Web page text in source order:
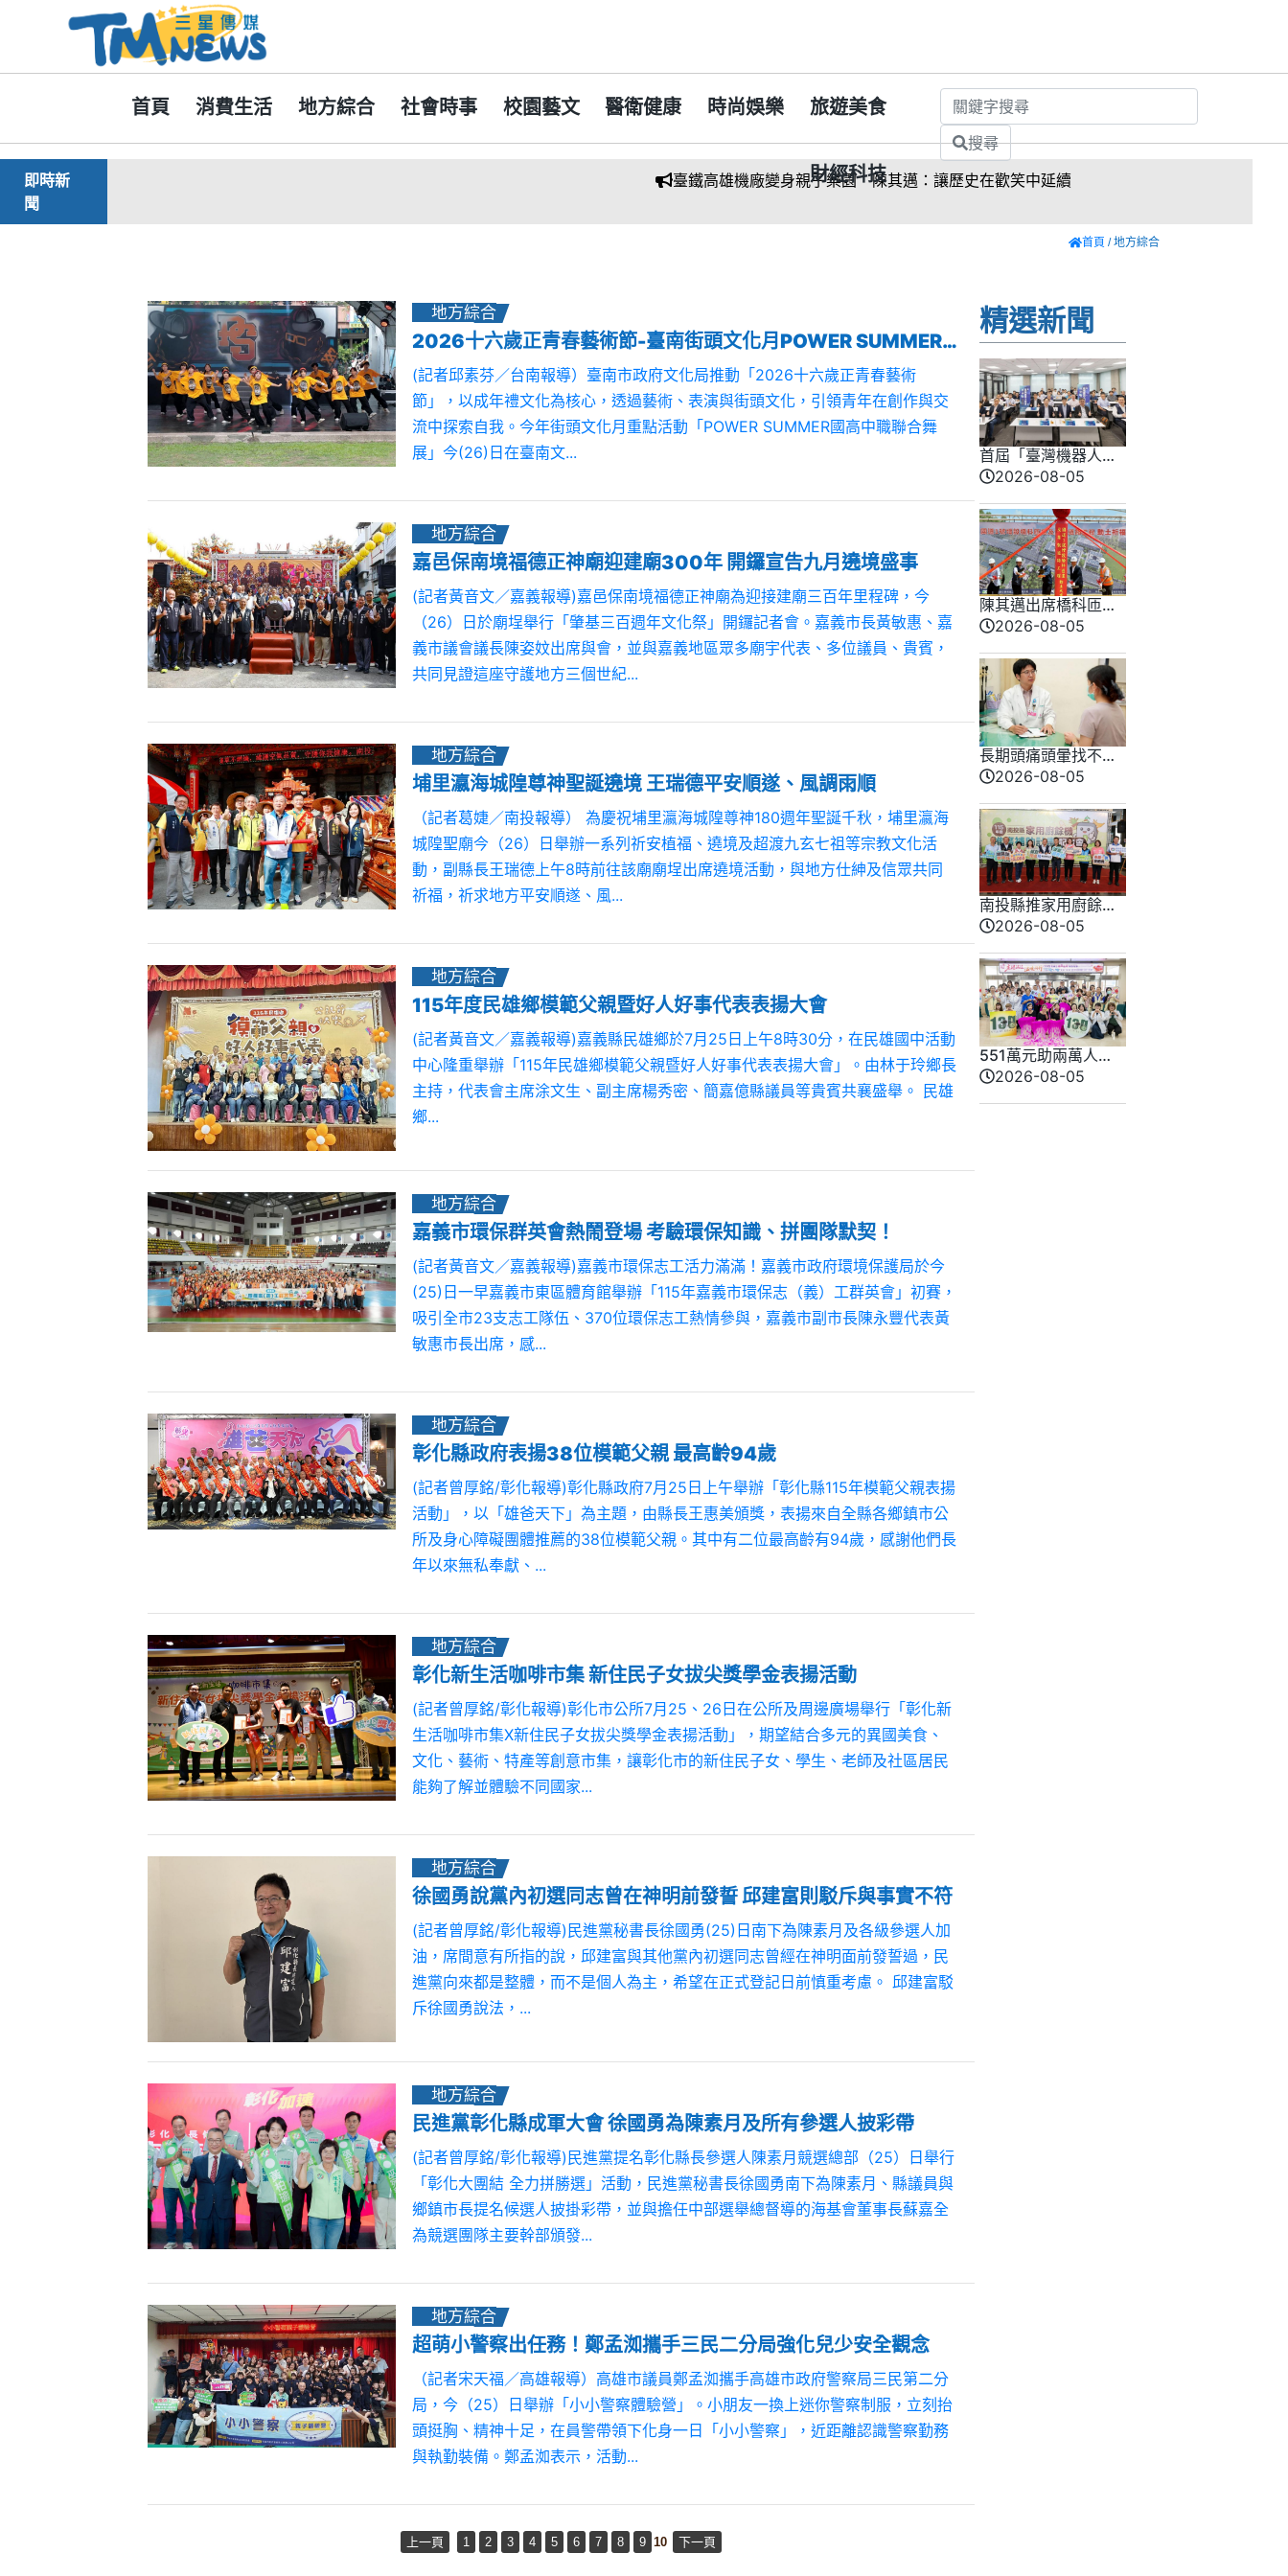
首頁 消費生活 地方綜合 社會時事 校園藝文 醫衛健康 時尚娛樂 旅遊美食
財經科技
搜尋
即時新
聞
臺鐵高雄機廠變身親子樂園 陳其邁：讓歷史在歡笑中延續
首頁 / 地方綜合
地方綜合
2026十六歲正青春藝術節-臺南街頭文化月POWER SUMMER」聯展
(記者邱素芬／台南報導）臺南市政府文化局推動「2026十六歲正青春藝術
節」，以成年禮文化為核心，透過藝術、表演與街頭文化，引領青年在創作與交
流中探索自我。今年街頭文化月重點活動「POWER SUMMER國高中職聯合舞
展」今(26)日在臺南文...
地方綜合
嘉邑保南境福德正神廟迎建廟300年 開鑼宣告九月遶境盛事
(記者黃音文／嘉義報導)嘉邑保南境福德正神廟為迎接建廟三百年里程碑，今
（26）日於廟埕舉行「肇基三百週年文化祭」開鑼記者會。嘉義市長黃敏惠、嘉
義市議會議長陳姿妏出席與會，並與嘉義地區眾多廟宇代表、多位議員、貴賓，
共同見證這座守護地方三個世紀...
地方綜合
埔里瀛海城隍尊神聖誕遶境 王瑞德平安順遂、風調雨順
（記者葛婕／南投報導） 為慶祝埔里瀛海城隍尊神180週年聖誕千秋，埔里瀛海
城隍聖廟今（26）日舉辦一系列祈安植福、遶境及超渡九玄七祖等宗教文化活
動，副縣長王瑞德上午8時前往該廟廟埕出席遶境活動，與地方仕紳及信眾共同
祈福，祈求地方平安順遂、風...
地方綜合
115年度民雄鄉模範父親暨好人好事代表表揚大會
(記者黃音文／嘉義報導)嘉義縣民雄鄉於7月25日上午8時30分，在民雄國中活動
中心隆重舉辦「115年民雄鄉模範父親暨好人好事代表表揚大會」。由林于玲鄉長
主持，代表會主席涂文生、副主席楊秀密、簡嘉億縣議員等貴賓共襄盛舉。 民雄
鄉...
地方綜合
嘉義市環保群英會熱鬧登場 考驗環保知識、拼團隊默契！
(記者黃音文／嘉義報導)嘉義市環保志工活力滿滿！嘉義市政府環境保護局於今
(25)日一早嘉義市東區體育館舉辦「115年嘉義市環保志（義）工群英會」初賽，
吸引全市23支志工隊伍、370位環保志工熱情參與，嘉義市副市長陳永豐代表黃
敏惠市長出席，感...
地方綜合
彰化縣政府表揚38位模範父親 最高齡94歲
(記者曾厚銘/彰化報導)彰化縣政府7月25日上午舉辦「彰化縣115年模範父親表揚
活動」，以「雄爸天下」為主題，由縣長王惠美頒獎，表揚來自全縣各鄉鎮市公
所及身心障礙團體推薦的38位模範父親。其中有二位最高齡有94歲，感謝他們長
年以來無私奉獻、...
地方綜合
彰化新生活咖啡市集 新住民子女拔尖獎學金表揚活動
(記者曾厚銘/彰化報導)彰化市公所7月25、26日在公所及周邊廣場舉行「彰化新
生活咖啡市集X新住民子女拔尖獎學金表揚活動」，期望結合多元的異國美食、
文化、藝術、特產等創意市集，讓彰化市的新住民子女、學生、老師及社區居民
能夠了解並體驗不同國家...
地方綜合
徐國勇說黨內初選同志曾在神明前發誓 邱建富則駁斥與事實不符
(記者曾厚銘/彰化報導)民進黨秘書長徐國勇(25)日南下為陳素月及各級參選人加
油，席間意有所指的說，邱建富與其他黨內初選同志曾經在神明面前發誓過，民
進黨向來都是整體，而不是個人為主，希望在正式登記日前慎重考慮。 邱建富駁
斥徐國勇說法，...
地方綜合
民進黨彰化縣成軍大會 徐國勇為陳素月及所有參選人披彩帶
(記者曾厚銘/彰化報導)民進黨提名彰化縣長參選人陳素月競選總部（25）日舉行
「彰化大團結 全力拼勝選」活動，民進黨秘書長徐國勇南下為陳素月、縣議員與
鄉鎮市長提名候選人披掛彩帶，並與擔任中部選舉總督導的海基會董事長蘇嘉全
為競選團隊主要幹部頒發...
地方綜合
超萌小警察出任務！鄭孟洳攜手三民二分局強化兒少安全觀念
（記者宋天福／高雄報導）高雄市議員鄭孟洳攜手高雄市政府警察局三民第二分
局，今（25）日舉辦「小小警察體驗營」。小朋友一換上迷你警察制服，立刻抬
頭挺胸、精神十足，在員警帶領下化身一日「小小警察」，近距離認識警察勤務
與執勤裝備。鄭孟洳表示，活動...
上一頁 1 2 3 4 5 6 7 8 9 10 下一頁
精選新聞
首屆「臺灣機器人競
賽」北中說明會反應
2026-08-05
陳其邁出席橋科匝道
及集散道路工程 動土
2026-08-05
長期頭痛頭暈找不到
原因 恐問題在頸椎頸2026-08-05
南投縣推家用廚餘機
補助啟動 每戶最高補
2026-08-05
551萬元助兩萬人次
就醫 彰基員工響應捐2026-08-05